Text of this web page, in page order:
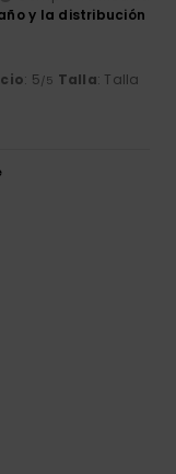
y la distribución
: 5/5 Talla: Talla